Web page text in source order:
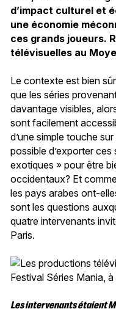
d’impact culturel et
une économie
ces grands joueurs.
télévisuelles au
Le contexte est bien
que les séries
davantage visibles,
sont facilement
d’une simple touche
possible d’exporter
exotiques » pour être
occidentaux? Et
les pays arabes ont-
sont les questions
quatre intervenants
Paris.
Les intervenants étaient Mohammed El Oifi (politologue et